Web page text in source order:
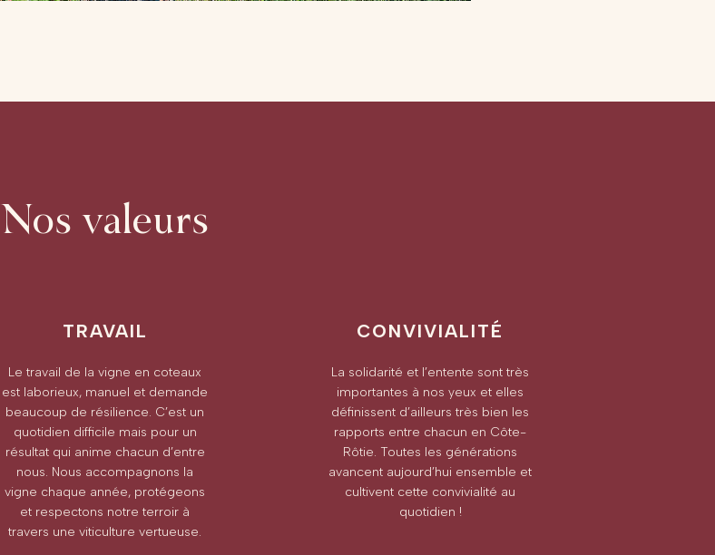
Nos valeurs
TRAVAIL
Le travail de la vigne en coteaux
est laborieux, manuel et demande
beaucoup de résilience. C’est un
quotidien difficile mais pour un
résultat qui anime chacun d’entre
nous. Nous accompagnons la
vigne chaque année, protégeons
et respectons notre terroir à
travers une viticulture vertueuse.
CONVIVIALITÉ
La solidarité et l’entente sont très
importantes à nos yeux et elles
définissent d’ailleurs très bien les
rapports entre chacun en Côte-
Rôtie. Toutes les générations
avancent aujourd’hui ensemble et
cultivent cette convivialité au
quotidien !